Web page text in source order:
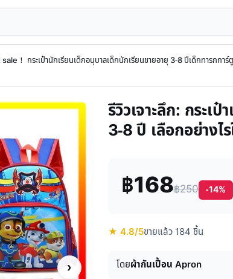
！ กระเป๋านักเรียนเด็กอนุบาลเด็กนักเรียนชายอายุ 3-8 ปีเด็กทารกการ์ตู
›
รีวิวเจาะลึก: กระเ
3-8 ปี เลือกอย่างไ
฿168฿250 -14%
★ 4.8/5ขายแล้ว 184 ชิ้น
โดยผ้ากันเปื้อน Apron